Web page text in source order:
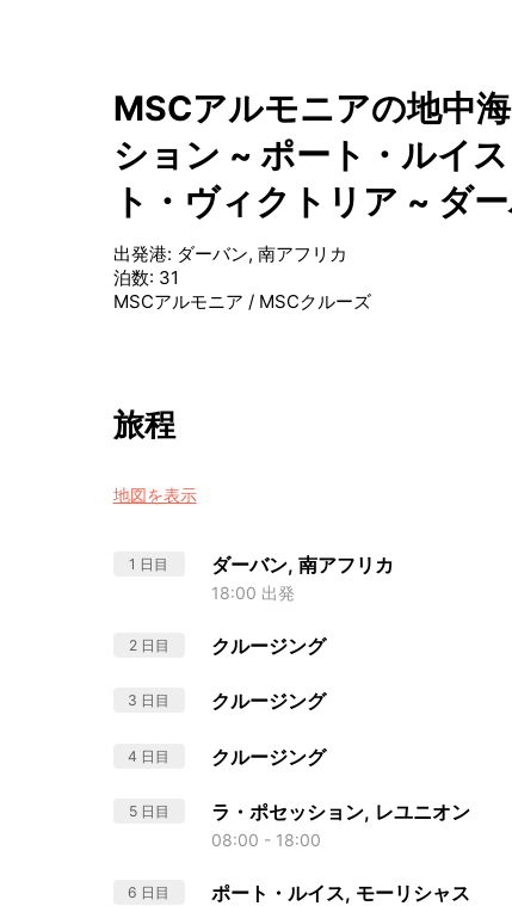
MSCアルモニアの地中
ション ~ ポート・ルイ
ト・ヴィクトリア ~ ダ
出発港: ダーバン, 南アフリカ
泊数: 31
MSCアルモニア / MSCクルーズ
旅程
地図を表示
1 日目 ダーバン, 南アフリカ
18:00 出発
2 日目 クルージング
3 日目 クルージング
4 日目 クルージング
5 日目 ラ・ポセッション, レユニオン
08:00 - 18:00
6 日目 ポート・ルイス, モーリシャス